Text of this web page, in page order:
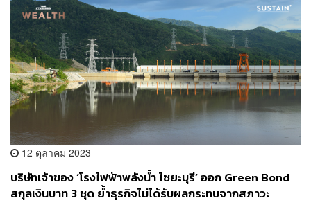
12 ตุลาคม 2023
บริษัทเจ้าของ ‘โรงไฟฟ้าพลังน้ำ ไซยะบุรี’ ออก Green Bond
สกุลเงินบาท 3 ชุด ย้ำธุรกิจไม่ได้รับผลกระทบจากสภาวะ